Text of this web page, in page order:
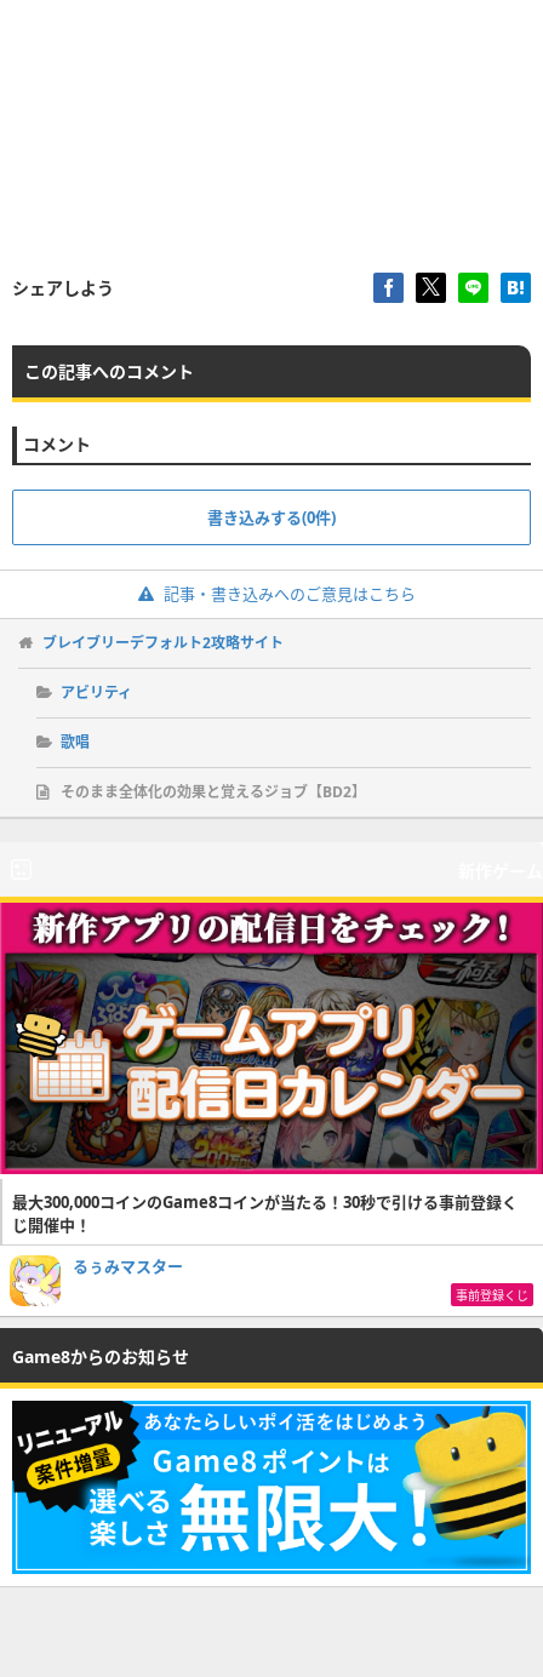
シェアしよう
この記事へのコメント
コメント
書き込みする(0件)
記事・書き込みへのご意見はこちら
ブレイブリーデフォルト2攻略サイト
アビリティ
歌唱
そのまま全体化の効果と覚えるジョブ【BD2】
最大300,000コインのGame8コインが当たる！30秒で引ける事前登録く
じ開催中！
るぅみマスター
事前登録くじ
Game8からのお知らせ